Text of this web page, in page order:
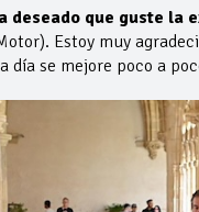
deseado que guste la
Estoy muy
día se mejore poco a